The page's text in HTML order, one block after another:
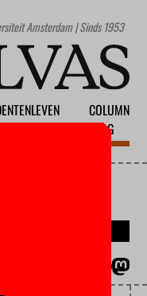
Amsterdam | Sinds 1953
COLUMN
BLOG